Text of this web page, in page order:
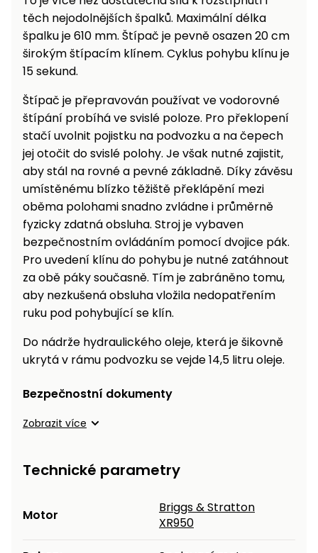
těch nejodolnějších špalků. Maximální délka
špalku je 610 mm. Štípač je pevně osazen 20 cm
širokým štípacím klínem. Cyklus pohybu klínu je
15 sekund.
Štípač je přepravován používat ve vodorovné
štípání probíhá ve svislé poloze. Pro překlopení
stačí uvolnit pojistku na podvozku a na čepech
jej otočit do svislé polohy. Je však nutné zajistit,
aby stál na rovné a pevné základně. Díky závěsu
umístěnému blízko těžiště překlápění mezi
oběma polohami snadno zvládne i průměrně
fyzicky zdatná obsluha. Stroj je vybaven
bezpečnostním ovládáním pomocí dvojice pák.
Pro uvedení klínu do pohybu je nutné zatáhnout
za obě páky současně. Tím je zabráněno tomu,
aby nezkušená obsluha vložila nedopatřením
ruku pod pohybující se klín.
Do nádrže hydraulického oleje, která je šikovně
ukrytá v rámu podvozku se vejde 14,5 litru oleje.
Bezpečnostní dokumenty
Zobrazit více
Technické parametry
Motor
Briggs & Stratton
XR950